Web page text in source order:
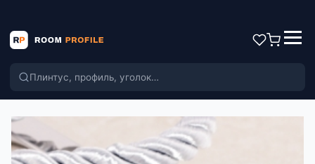
Поиск по каталогу